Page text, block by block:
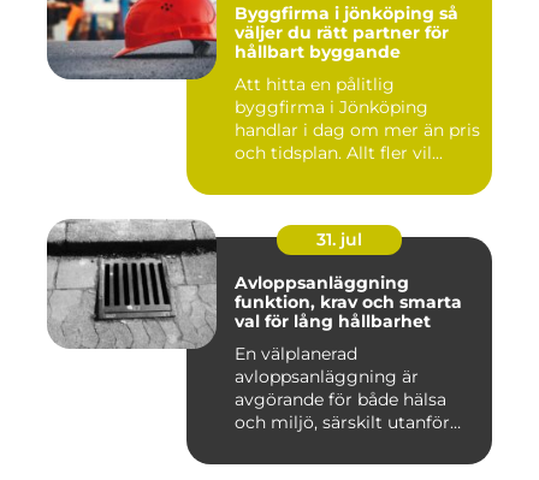
Byggfirma i jönköping så
väljer du rätt partner för
hållbart byggande
Att hitta en pålitlig
byggfirma i Jönköping
handlar i dag om mer än pris
och tidsplan. Allt fler vil...
31. jul
Avloppsanläggning
funktion, krav och smarta
val för lång hållbarhet
En välplanerad
avloppsanläggning är
avgörande för både hälsa
och miljö, särskilt utanför